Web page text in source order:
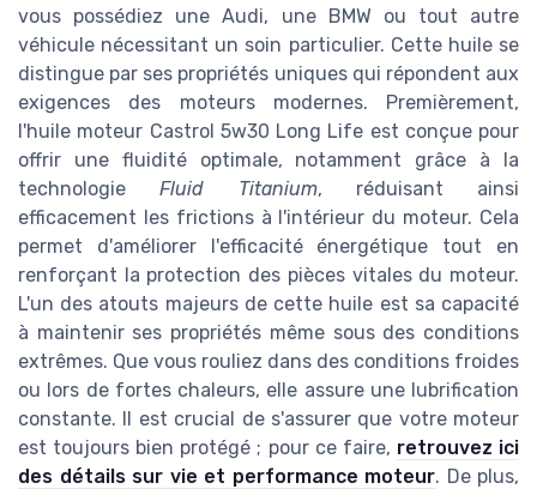
vous possédiez une Audi, une BMW ou tout autre
véhicule nécessitant un soin particulier. Cette huile se
distingue par ses propriétés uniques qui répondent aux
exigences des moteurs modernes. Premièrement,
l'huile moteur Castrol 5w30 Long Life est conçue pour
offrir une fluidité optimale, notamment grâce à la
technologieFluid Titanium, réduisant ainsi
efficacement les frictions à l'intérieur du moteur. Cela
permet d'améliorer l'efficacité énergétique tout en
renforçant la protection des pièces vitales du moteur.
L'un des atouts majeurs de cette huile est sa capacité
à maintenir ses propriétés même sous des conditions
extrêmes. Que vous rouliez dans des conditions froides
ou lors de fortes chaleurs, elle assure une lubrification
constante. Il est crucial de s'assurer que votre moteur
est toujours bien protégé ; pour ce faire, retrouvez ici
des détails sur vie et performance moteur. De plus,